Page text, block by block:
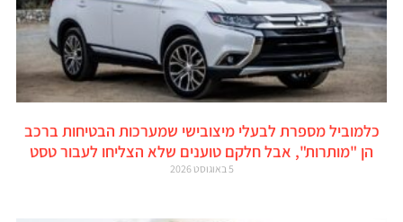
כלמוביל מספרת לבעלי מיצובישי שמערכות הבטיחות ברכב
הן "מותרות", אבל חלקם טוענים שלא הצליחו לעבור טסט
5 באוגוסט 2026